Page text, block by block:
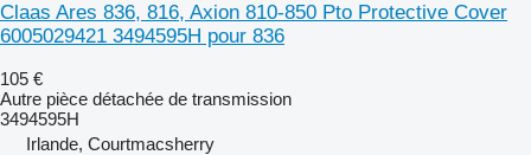
Claas Ares 836, 816, Axion 810-850 Pto Protective Cover
6005029421 3494595H pour 836
105 €
Autre pièce détachée de transmission
3494595H
Irlande, Courtmacsherry